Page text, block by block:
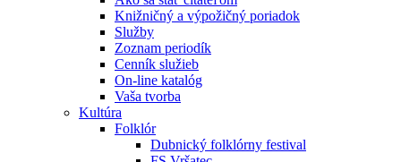
Knižničný a výpožičný poriadok
Služby
Zoznam periodík
Cenník služieb
On-line katalóg
Vaša tvorba
Kultúra
Folklór
Dubnický folklórny festival